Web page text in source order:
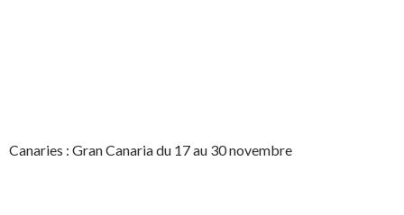
Canaries : Gran Canaria du 17 au 30 novembre